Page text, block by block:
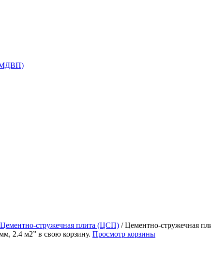
(МДВП)
Цементно-стружечная плита (ЦСП) /Цементно-стружечная
2.4 м2” в свою корзину. Просмотр корзины